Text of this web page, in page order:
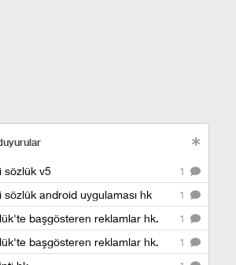
1
sözlük v5
1
sözlük android uygulaması hk
1
başgösteren reklamlar hk.
1
başgösteren reklamlar hk.